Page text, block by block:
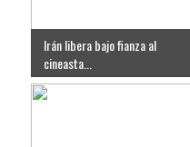
Irán libera bajo fianza al
cineasta...